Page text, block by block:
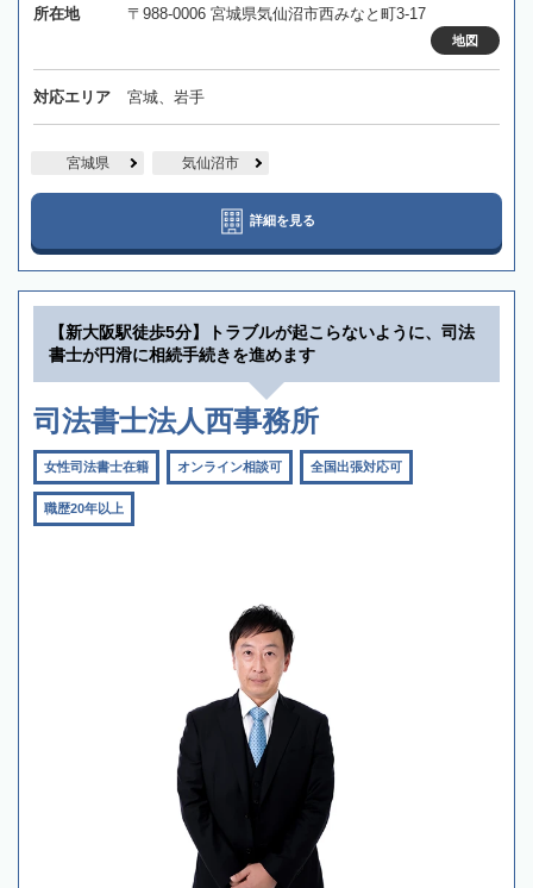
所在地 〒988-0006 宮城県気仙沼市西みなと町3-17
地図
対応エリア 宮城、岩手
宮城県 気仙沼市
詳細を見る
【新大阪駅徒歩5分】トラブルが起こらないように、司法
書士が円滑に相続手続きを進めます
司法書士法人西事務所
女性司法書士在籍 オンライン相談可 全国出張対応可
職歴20年以上